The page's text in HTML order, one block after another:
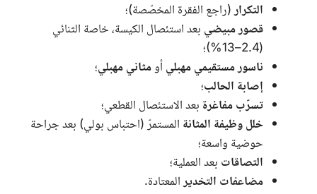
التكرار(راجع الفقرة المخصّصة)؛
قصور مبيضي بعد استئصال الكيسة، خاصة الثنائي
(2.4–13%)؛
ناسور مستقيمي مهبليأومثاني مهبلي؛
إصابة الحالب؛
تسرّب مفاغرة بعد الاستئصال القطعي؛
خلل وظيفة المثانة المستمرّ (احتباس بولي) بعد جراحة
حوضية واسعة؛
التصاقات بعد العملية؛
مضاعفات التخديرالمعتادة.